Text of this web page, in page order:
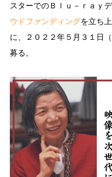
スターでのＢｌｕ－ｒａｙ
ウドファンディングを立ち
に、２０２２年５月３１日
募る。